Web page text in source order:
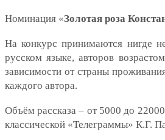
Номинация «Золотая роза
На конкурс принимаются нигде
русском языке, авторов
зависимости от страны
каждого автора.
Объём рассказа – от 5000 до
классической «Телеграммы» К.Г.